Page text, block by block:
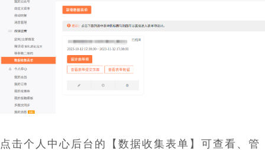
点击个人中心后台的【数据收集表单】可查看、管